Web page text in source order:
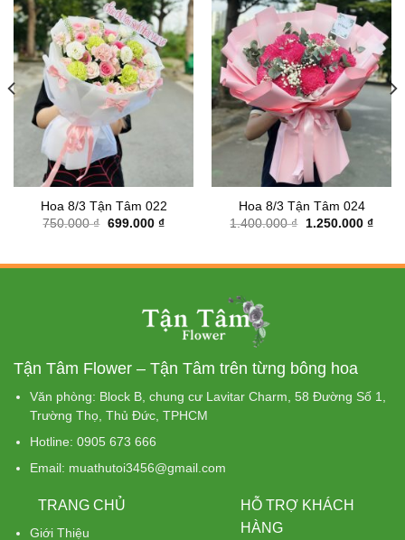
Hoa 8/3 Tận Tâm 022
750.000₫ Giá
699.000 ₫Giá
699.000 ₫.
Hoa 8/3 Tận Tâm 024
1.400.000₫
Giá
1.250.000 ₫Giá
Tận Tâm Flower – Tận Tâm trên từng bông hoa
Văn phòng: Block B, chung cư Lavitar Charm, 58 Đường Số 1,
Trường Thọ, Thủ Đức, TPHCM
Hotline: 0905 673 666
Email: muathutoi3456@gmail.com
TRANG CHỦ
Giới Thiệu
HỖ TRỢ KHÁCH
HÀNG